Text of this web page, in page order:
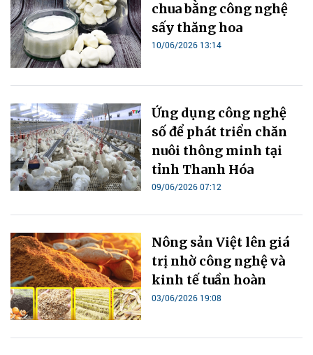
chua bằng công nghệ
sấy thăng hoa
10/06/2026 13:14
Ứng dụng công nghệ
số để phát triển chăn
nuôi thông minh tại
tỉnh Thanh Hóa
09/06/2026 07:12
Nông sản Việt lên giá
trị nhờ công nghệ và
kinh tế tuần hoàn
03/06/2026 19:08